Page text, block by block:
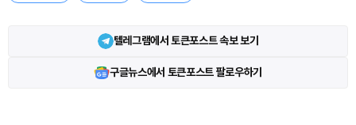
텔레그램에서 토큰포스트 속보 보기
구글뉴스에서 토큰포스트 팔로우하기